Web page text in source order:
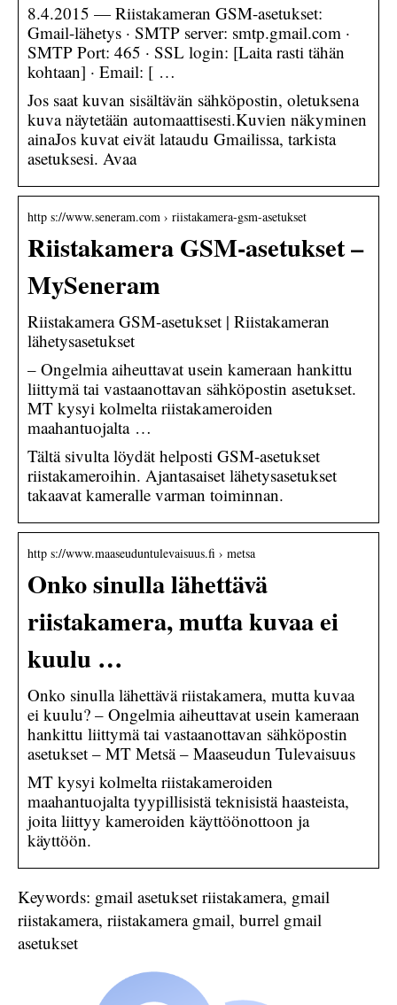
8.4.2015 — Riistakameran GSM-asetukset:
Gmail-lähetys · SMTP server: smtp.gmail.com ·
SMTP Port: 465 · SSL login: [Laita rasti tähän
kohtaan] · Email: [ …
Jos saat kuvan sisältävän sähköpostin, oletuksena
kuva näytetään automaattisesti.Kuvien näkyminen
ainaJos kuvat eivät lataudu Gmailissa, tarkista
asetuksesi. Avaa
http s://www.seneram.com › riistakamera-gsm-asetukset
Riistakamera GSM-asetukset –
MySeneram
Riistakamera GSM-asetukset | Riistakameran
lähetysasetukset
– Ongelmia aiheuttavat usein kameraan hankittu
liittymä tai vastaanottavan sähköpostin asetukset.
MT kysyi kolmelta riistakameroiden
maahantuojalta …
Tältä sivulta löydät helposti GSM-asetukset
riistakameroihin. Ajantasaiset lähetysasetukset
takaavat kameralle varman toiminnan.
http s://www.maaseuduntulevaisuus.fi › metsa
Onko sinulla lähettävä
riistakamera, mutta kuvaa ei
kuulu …
Onko sinulla lähettävä riistakamera, mutta kuvaa
ei kuulu? – Ongelmia aiheuttavat usein kameraan
hankittu liittymä tai vastaanottavan sähköpostin
asetukset – MT Metsä – Maaseudun Tulevaisuus
MT kysyi kolmelta riistakameroiden
maahantuojalta tyypillisistä teknisistä haasteista,
joita liittyy kameroiden käyttöönottoon ja
käyttöön.
Keywords: gmail asetukset riistakamera, gmail
riistakamera, riistakamera gmail, burrel gmail
asetukset